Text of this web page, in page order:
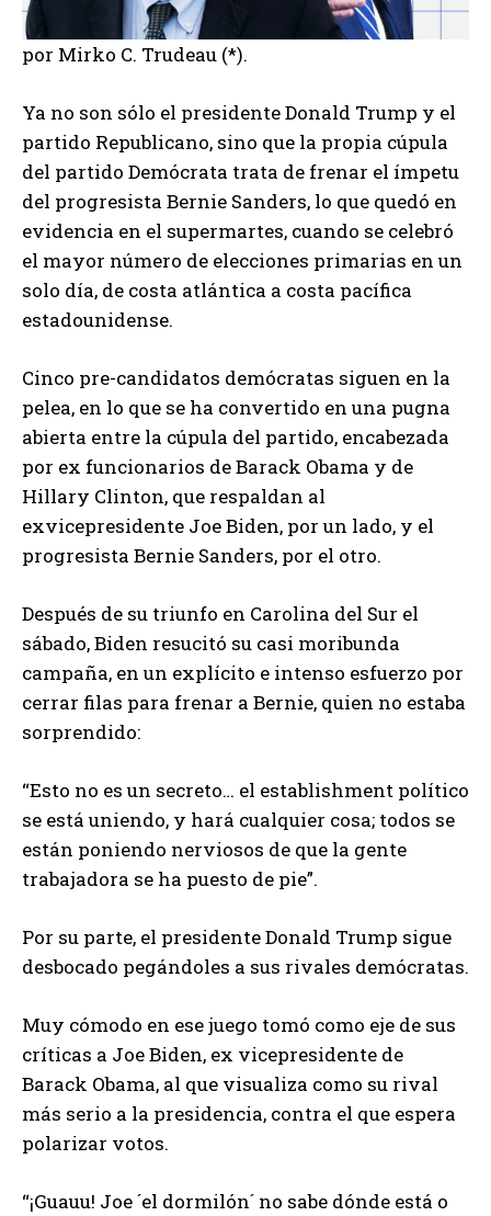
por Mirko C. Trudeau (*).
Ya no son sólo el presidente Donald Trump y el
partido Republicano, sino que la propia cúpula
del partido Demócrata trata de frenar el ímpetu
del progresista Bernie Sanders, lo que quedó en
evidencia en el supermartes, cuando se celebró
el mayor número de elecciones primarias en un
solo día, de costa atlántica a costa pacífica
estadounidense.
Cinco pre-candidatos demócratas siguen en la
pelea, en lo que se ha convertido en una pugna
abierta entre la cúpula del partido, encabezada
por ex funcionarios de Barack Obama y de
Hillary Clinton, que respaldan al
exvicepresidente Joe Biden, por un lado, y el
progresista Bernie Sanders, por el otro.
Después de su triunfo en Carolina del Sur el
sábado, Biden resucitó su casi moribunda
campaña, en un explícito e intenso esfuerzo por
cerrar filas para frenar a Bernie, quien no estaba
sorprendido:
“Esto no es un secreto… el establishment político
se está uniendo, y hará cualquier cosa; todos se
están poniendo nerviosos de que la gente
trabajadora se ha puesto de pie”.
Por su parte, el presidente Donald Trump sigue
desbocado pegándoles a sus rivales demócratas.
Muy cómodo en ese juego tomó como eje de sus
críticas a Joe Biden, ex vicepresidente de
Barack Obama, al que visualiza como su rival
más serio a la presidencia, contra el que espera
polarizar votos.
“¡Guauu! Joe ´el dormilón´ no sabe dónde está o